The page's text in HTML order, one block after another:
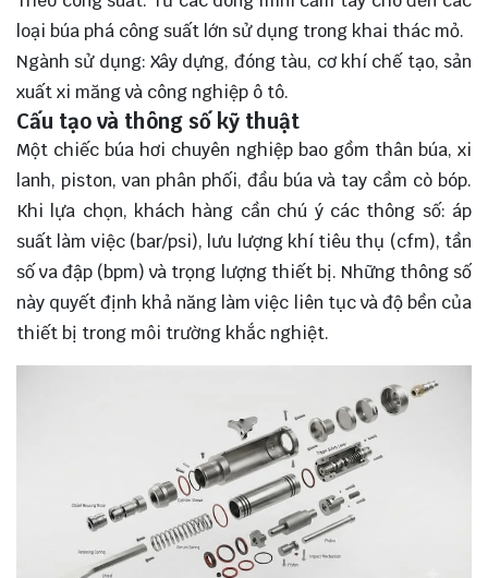
loại búa phá công suất lớn sử dụng trong khai thác mỏ.
Ngành sử dụng: Xây dựng, đóng tàu, cơ khí chế tạo, sản
xuất xi măng và công nghiệp ô tô.
Cấu tạo và thông số kỹ thuật
Một chiếc búa hơi chuyên nghiệp bao gồm thân búa, xi
lanh, piston, van phân phối, đầu búa và tay cầm cò bóp.
Khi lựa chọn, khách hàng cần chú ý các thông số: áp
suất làm việc (bar/psi), lưu lượng khí tiêu thụ (cfm), tần
số va đập (bpm) và trọng lượng thiết bị. Những thông số
này quyết định khả năng làm việc liên tục và độ bền của
thiết bị trong môi trường khắc nghiệt.